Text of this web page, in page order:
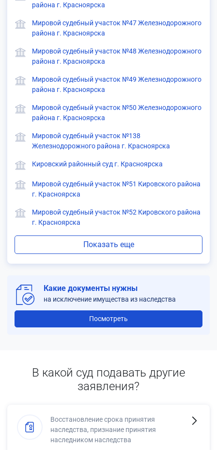
района г. Красноярска
Мировой судебный участок №47 Железнодорожного
района г. Красноярска
Мировой судебный участок №48 Железнодорожного
района г. Красноярска
Мировой судебный участок №49 Железнодорожного
района г. Красноярска
Мировой судебный участок №50 Железнодорожного
района г. Красноярска
Мировой судебный участок №138
Железнодорожного района г. Красноярска
Кировский районный суд г. Красноярска
Мировой судебный участок №51 Кировского района
г. Красноярска
Мировой судебный участок №52 Кировского района
г. Красноярска
Показать еще
Какие документы нужны
на исключение имущества из наследства
Посмотреть
В какой суд подавать другие
заявления?
Восстановление срока принятия
наследства, признание принятия
наследником наследства